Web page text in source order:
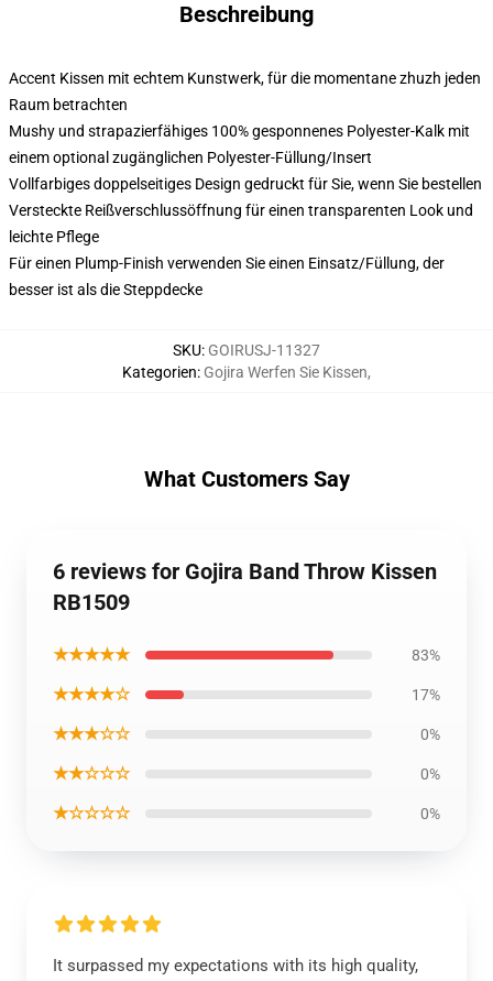
Beschreibung
Accent Kissen mit echtem Kunstwerk, für die momentane zhuzh jeden
Raum betrachten
Mushy und strapazierfähiges 100% gesponnenes Polyester-Kalk mit
einem optional zugänglichen Polyester-Füllung/Insert
Vollfarbiges doppelseitiges Design gedruckt für Sie, wenn Sie bestellen
Versteckte Reißverschlussöffnung für einen transparenten Look und
leichte Pflege
Für einen Plump-Finish verwenden Sie einen Einsatz/Füllung, der
besser ist als die Steppdecke
SKU: GOIRUSJ-11327
Kategorien: Gojira Werfen Sie Kissen,
What Customers Say
6 reviews for Gojira Band Throw Kissen
RB1509
★★★★★ 83%
★★★★☆ 17%
★★★☆☆ 0%
★★☆☆☆ 0%
★☆☆☆☆ 0%
It surpassed my expectations with its high quality,